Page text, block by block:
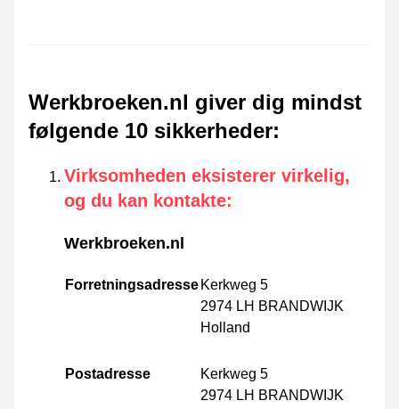
Werkbroeken.nl giver dig mindst
følgende 10 sikkerheder:
Virksomheden eksisterer virkelig,
og du kan kontakte:
Werkbroeken.nl
Forretningsadresse Kerkweg 5
2974 LH BRANDWIJK
Holland
Postadresse
Kerkweg 5
2974 LH BRANDWIJK